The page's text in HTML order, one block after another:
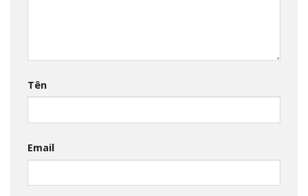
Tên
Email